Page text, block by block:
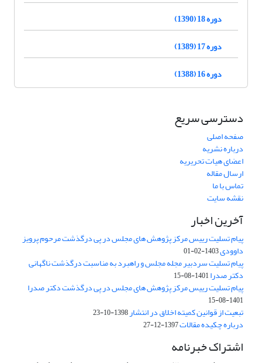
دوره 18 (1390)
دوره 17 (1389)
دوره 16 (1388)
دسترسی سریع
صفحه اصلی
درباره نشریه
اعضای هیات تحریریه
ارسال مقاله
تماس با ما
نقشه سایت
آخرین اخبار
پیام تسلیت رییس مرکز پژوهش های مجلس در پی درگذشت مرحوم پرویز
داوودی1403-02-01
پیام تسلیت سردبیر مجله مجلس و راهبرد به مناسبت درگذشت ناگهانی
دکتر صدرا1401-08-15
پیام تسلیت رییس مرکز پژوهش های مجلس در پی درگذشت دکتر صدرا
1401-08-15
تبعیت از قوانین کمیته اخلاق در انتشار1398-10-23
درباره چکیده مقالات1397-12-27
اشتراک خبرنامه